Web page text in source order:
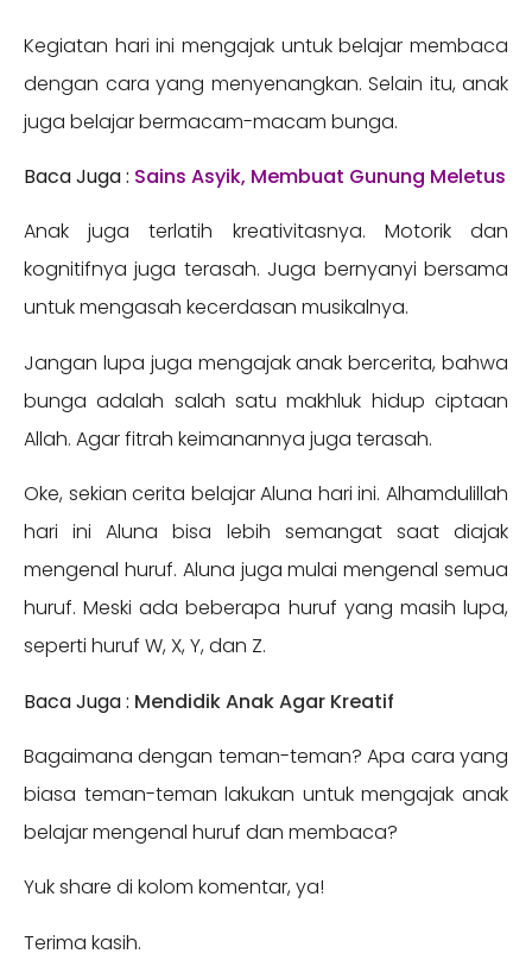
Kegiatan hari ini mengajak untuk belajar membaca
dengan cara yang menyenangkan. Selain itu, anak
juga belajar bermacam-macam bunga.
Baca Juga : Sains Asyik, Membuat Gunung Meletus
Anak juga terlatih kreativitasnya. Motorik dan
kognitifnya juga terasah. Juga bernyanyi bersama
untuk mengasah kecerdasan musikalnya.
Jangan lupa juga mengajak anak bercerita, bahwa
bunga adalah salah satu makhluk hidup ciptaan
Allah. Agar fitrah keimanannya juga terasah.
Oke, sekian cerita belajar Aluna hari ini. Alhamdulillah
hari ini Aluna bisa lebih semangat saat diajak
mengenal huruf. Aluna juga mulai mengenal semua
huruf. Meski ada beberapa huruf yang masih lupa,
seperti huruf W, X, Y, dan Z.
Baca Juga : Mendidik Anak Agar Kreatif
Bagaimana dengan teman-teman? Apa cara yang
biasa teman-teman lakukan untuk mengajak anak
belajar mengenal huruf dan membaca?
Yuk share di kolom komentar, ya!
Terima kasih.